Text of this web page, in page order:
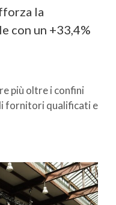
la
con un +33,4%
più oltre i confini
fornitori qualificati e